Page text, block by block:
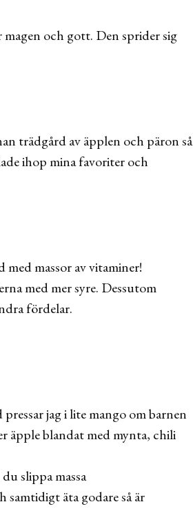
och gott. Den sprider sig
trädgård av äpplen och päron så
ihop mina favoriter och
massor av vitaminer!
med mer syre. Dessutom
fördelar.
jag i lite mango om barnen
äpple blandat med mynta, chili
slippa massa
äta godare så är